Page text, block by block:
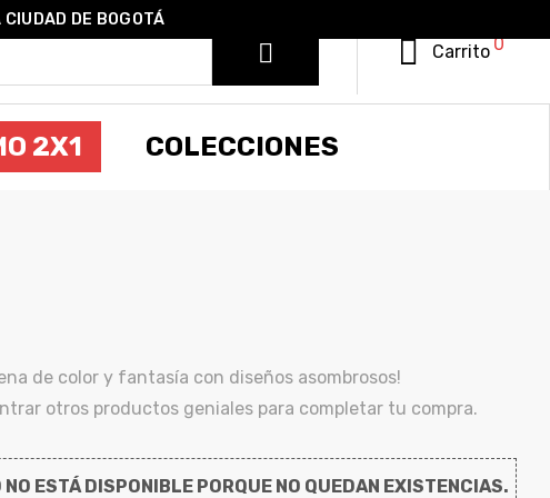
CIUDAD DE BOGOTÁ
Carrito0
2X1 COLECCIONES
de color y fantasía con diseños asombrosos!
otros productos geniales para completar tu compra.
ESTÁ DISPONIBLE PORQUE NO QUEDAN EXISTENCIAS.